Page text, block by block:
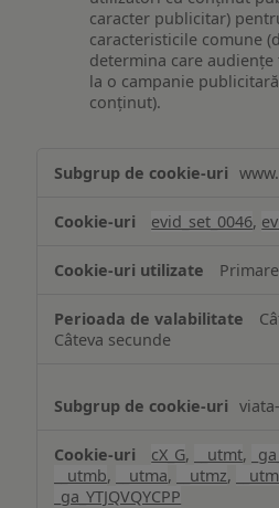
caracter publicitar)
caracteristicile comune
determina care
la o campanie
conținut).
evid_set_0046,
Primare
Câteva secunde
cX_G, __utmt,
__utmb, __utma, __utmz,
_ga_YTJQVQYCPP